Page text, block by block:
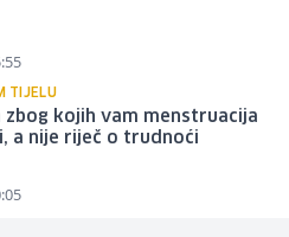
TIJELU
zbog kojih vam menstruacija
a nije riječ o trudnoći